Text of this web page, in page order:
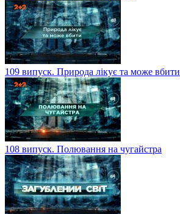
109 випуск. Природа лікує та може вбити
108 випуск. Полювання на чугайстра